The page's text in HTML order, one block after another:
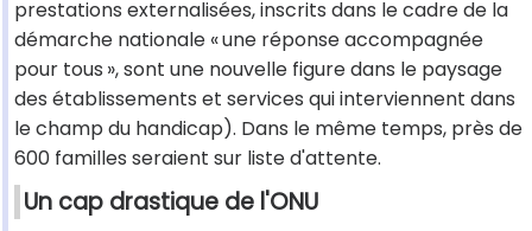
prestations externalisées, inscrits dans le cadre de la
démarche nationale « une réponse accompagnée
pour tous », sont une nouvelle figure dans le paysage
des établissements et services qui interviennent dans
le champ du handicap). Dans le même temps, près de
600 familles seraient sur liste d'attente.
Un cap drastique de l'ONU